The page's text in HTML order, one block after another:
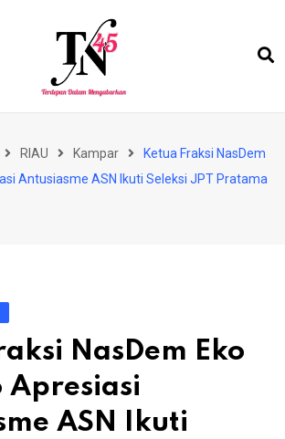
RIAU Kampar
Ketua Fraksi NasDem
Antusiasme ASN Ikuti Seleksi JPT Pratama
NasDem Eko
Apresiasi
ASN Ikuti